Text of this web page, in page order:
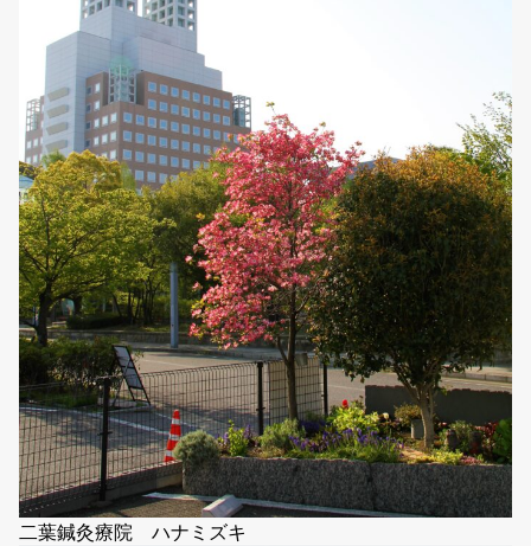
二葉鍼灸療院 ハナミズキ